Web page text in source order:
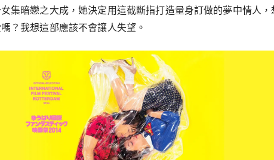
集暗戀之大成，她決定用這截斷指打造量身訂做的夢中情人，
？我想這部應該不會讓人失望。